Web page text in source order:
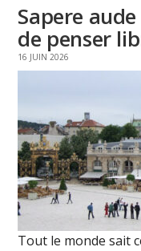
Sapere
de penser
16 JUIN 2026
Tout le monde sait